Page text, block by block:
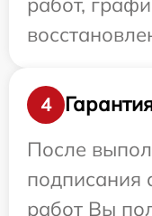
4
После
подписания
работ Вы